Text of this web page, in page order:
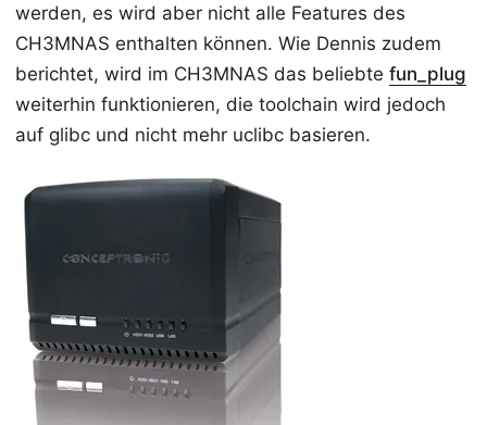
werden, es wird aber nicht alle Features des
CH3MNAS enthalten können. Wie Dennis zudem
berichtet, wird im CH3MNAS das beliebte fun_plug
weiterhin funktionieren, die toolchain wird jedoch
auf glibc und nicht mehr uclibc basieren.